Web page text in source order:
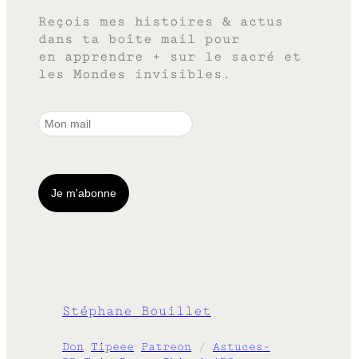
Reçois mes histoires & actus
dans ta boîte mail pour
en apprendre + sur le sacré et
les Mondes invisibles.
Stéphane Bouillet
Don Tipeee Patreon / Astuces-